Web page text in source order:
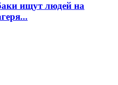
ищут людей на